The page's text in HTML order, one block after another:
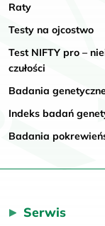
Raty
Testy na ojcostwo
Test NIFTY pro –
czułości
Badania
Indeks badań
Badania
Serwis